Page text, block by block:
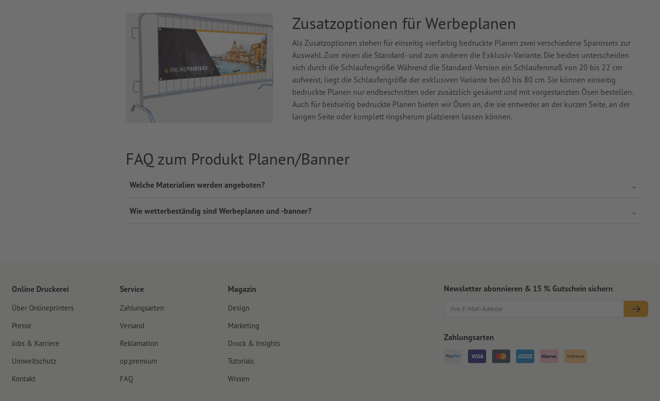
Zusatzoptionen für Werbeplanen
Als Zusatzoptionen stehen für einseitig vierfarbig bedruckte Planen zwei verschiedene Spannsets zur
Auswahl. Zum einen die Standard- und zum anderen die Exklusiv-Variante. Die beiden unterscheiden
sich durch die Schlaufengröße. Während die Standard-Version ein Schlaufenmaß von 20 bis 22 cm
aufweist, liegt die Schlaufengröße der exklusiven Variante bei 60 bis 80 cm. Sie können einseitig
bedruckte Planen nur endbeschnitten oder zusätzlich gesäumt und mit vorgestanzten Ösen bestellen.
Auch für beidseitig bedruckte Planen bieten wir Ösen an, die sie entweder an der kurzen Seite, an der
langen Seite oder komplett ringsherum platzieren lassen können.
FAQ zum Produkt Planen/Banner
Welche Materialien werden angeboten?
Wie wetterbeständig sind Werbeplanen und -banner?
Online Druckerei
Über Onlineprinters
Presse
Jobs & Karriere
Umweltschutz
Kontakt
Service
Zahlungsarten
Versand
Reklamation
op.premium
FAQ
Magazin
Design
Marketing
Druck & Insights
Tutorials
Wissen
Newsletter abonnieren & 15 % Gutschein sichern
Zahlungsarten
Vorkasse